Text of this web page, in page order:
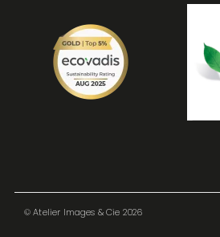
© Atelier Images & Cie 2026